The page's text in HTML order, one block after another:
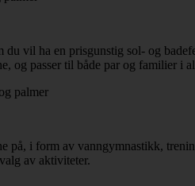
vil ha en prisgunstig sol- og
og passer til både par og familier i
på, i form av vanngymnastikk,
av aktiviteter.